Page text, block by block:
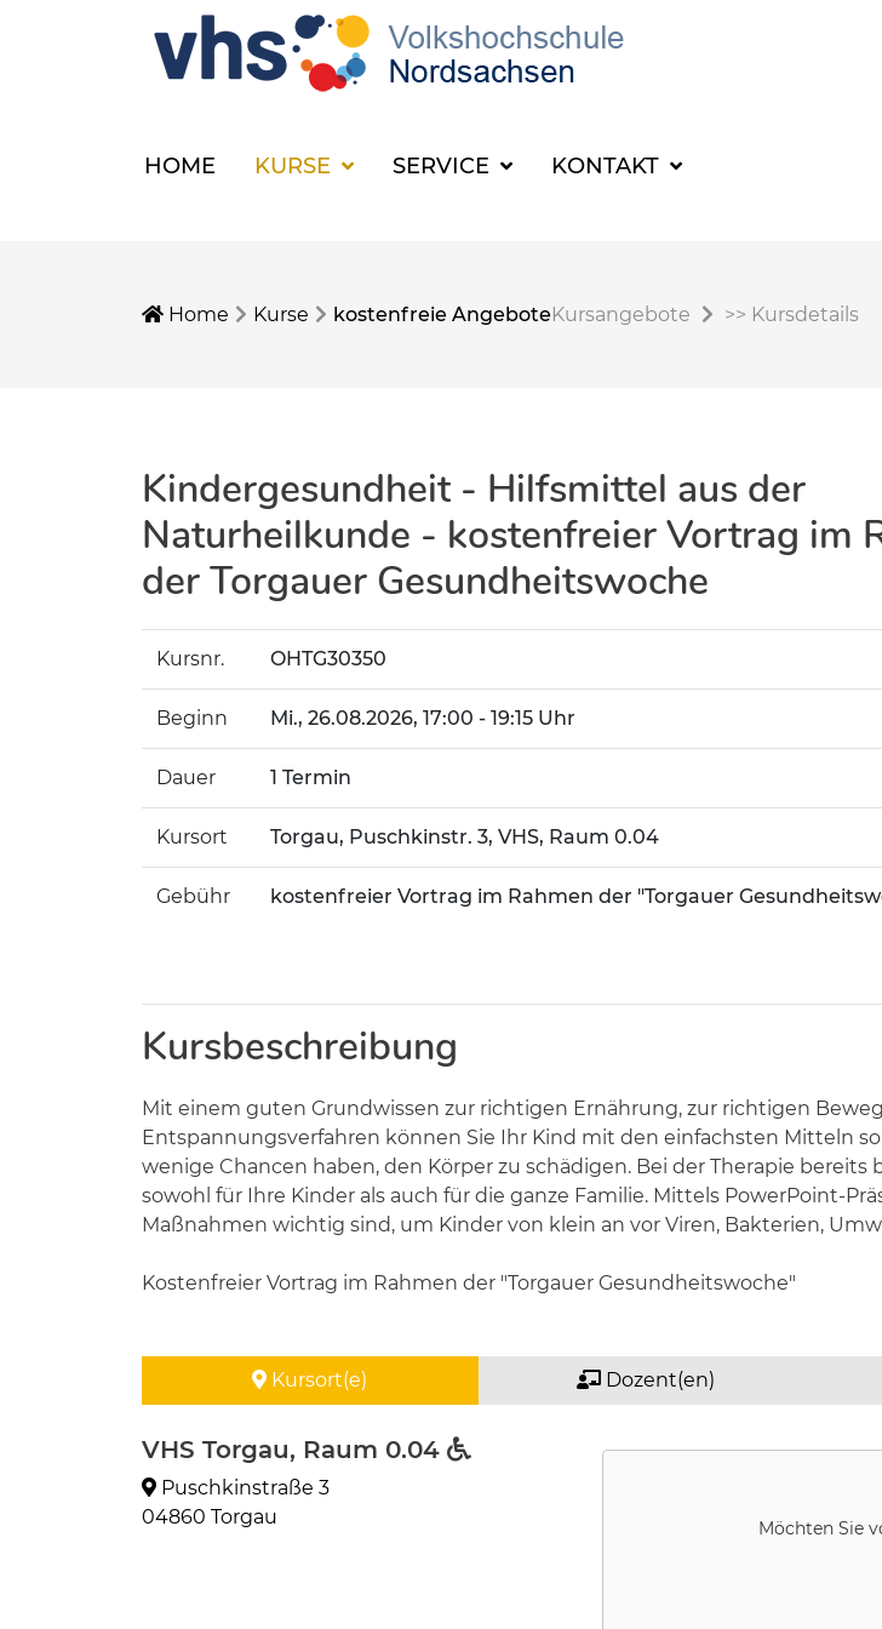
HOME KURSE SERVICE KONTAKT
Home Kurse kostenfreie AngeboteKursangebote >> Kursdetails
Kindergesundheit - Hilfsmittel aus der
Naturheilkunde - kostenfreier Vortrag im
der Torgauer Gesundheitswoche
Kursnr. OHTG30350
Beginn Mi., 26.08.2026, 17:00 - 19:15 Uhr
Dauer 1 Termin
Kursort Torgau, Puschkinstr. 3, VHS, Raum 0.04
Gebühr kostenfreier Vortrag im Rahmen der "Torgauer
Kursbeschreibung
Mit einem guten Grundwissen zur richtigen Ernährung, zur richtigen
Entspannungsverfahren können Sie Ihr Kind mit den einfachsten Mitteln
wenige Chancen haben, den Körper zu schädigen. Bei der Therapie
sowohl für Ihre Kinder als auch für die ganze Familie. Mittels PowerPoint-
Maßnahmen wichtig sind, um Kinder von klein an vor Viren, Bakterien,
Kostenfreier Vortrag im Rahmen der "Torgauer Gesundheitswoche"
Kursort(e) Dozent(en)
VHS Torgau, Raum 0.04
Puschkinstraße 3
04860 Torgau
Möchten Sie